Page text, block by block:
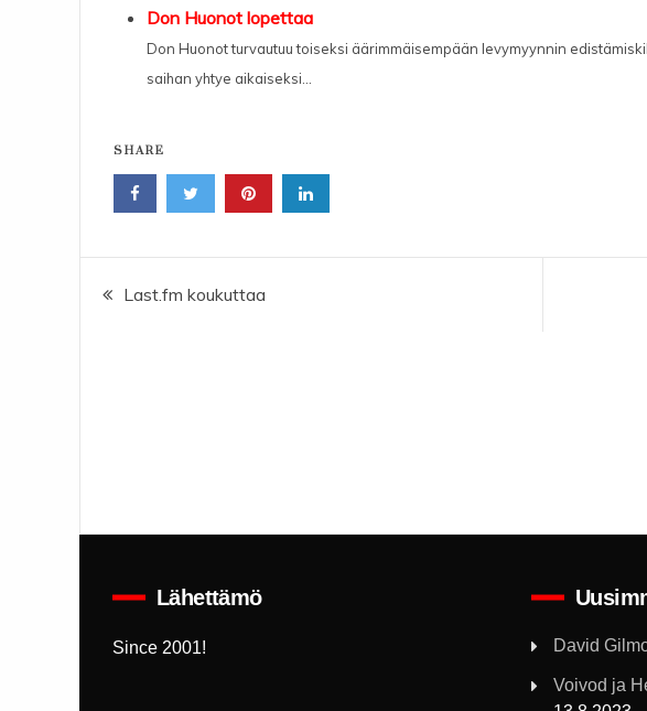
Don Huonot lopettaa
Don Huonot turvautuu toiseksi äärimmäisempään levymyynnin
saihan yhtye aikaiseksi...
SHARE
Artikkelien
Last.fm koukuttaa
Lähettämö
Since 2001! David
Voivod ja